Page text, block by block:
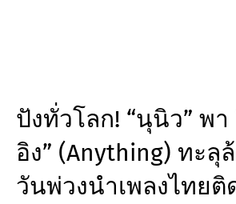
ปังทั่วโลก! “นุนิว” พ
อิง” (Anything) ทะลุ
วันพ่วงนำเพลงไทยติ